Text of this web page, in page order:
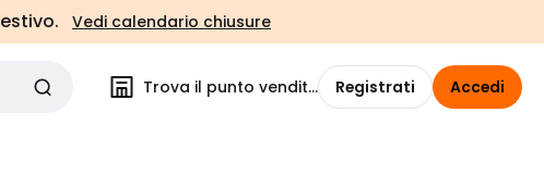
Vedi calendario chiusure
Trova il punto vendita Registrati Accedi